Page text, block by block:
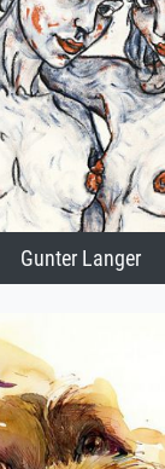
Gunter Langer